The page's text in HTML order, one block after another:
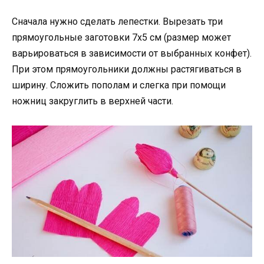
Сначала нужно сделать лепестки. Вырезать три
прямоугольные заготовки 7х5 см (размер может
варьироваться в зависимости от выбранных конфет).
При этом прямоугольники должны растягиваться в
ширину. Сложить пополам и слегка при помощи
ножниц закруглить в верхней части.